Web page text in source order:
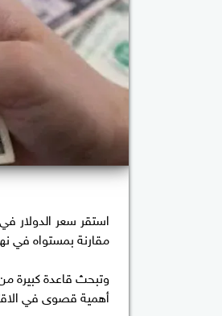
مقارنة بمستواه في
وتبحث قاعدة كبيرة
أهمية قصوى في